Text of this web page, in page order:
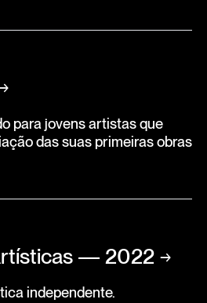
para jovens artistas que
das suas primeiras obras
— 2022 →
independente.